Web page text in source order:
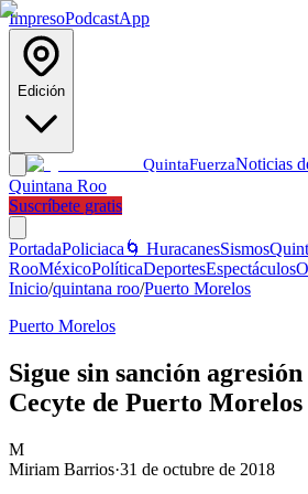
ImpresoPodcastApp
Edición
QuintaFuerzaNoticias
Quintana Roo
Suscríbete gratis
PortadaPoliciaca 🌀 HuracanesSismos
RooMéxicoPolíticaDeportesEspectáculos
Inicio/quintana roo/Puerto Morelos
Puerto Morelos
Sigue sin sanción
Cecyte de Puerto Morelos
M
Miriam Barrios·31 de octubre de 2018